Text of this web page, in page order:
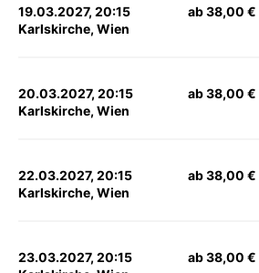
19.03.2027, 20:15
Karlskirche, Wien
ab 38,00 €
20.03.2027, 20:15
Karlskirche, Wien
ab 38,00 €
22.03.2027, 20:15
Karlskirche, Wien
ab 38,00 €
23.03.2027, 20:15
ab 38,00 €